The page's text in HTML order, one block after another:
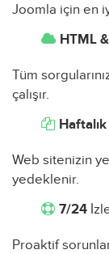
Joomla için en
HTML
Tüm
çalışır.
Haftalık
Web sitenizin
yedeklenir.
7/24
Proaktif